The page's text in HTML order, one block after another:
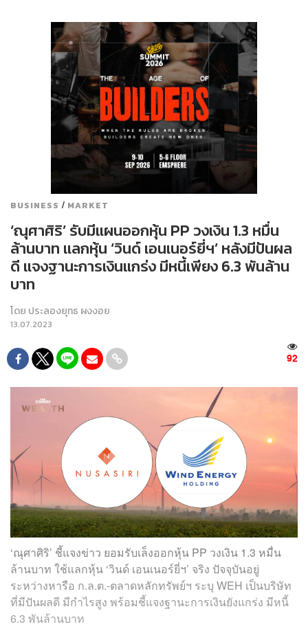
BUSINESS / MARKET
‘ณุศาศิริ’ รับมีแผนออกหุ้น PP วงเงิน 1.3 หมื่น
ล้านบาท แลกหุ้น ‘วินด์ เอนเนอร์ยี่ฯ’ หลังมีปันผล
ดี แจงฐานะการเงินแกร่ง มีหนี้เพียง 6.3 พันล้าน
บาท
โดย ประลองยุทธ ผงงอย
13.07.2023
92
‘ณุศาศิริ’ ชี้แจงข่าว ยอมรับเล็งออกหุ้น PP วงเงิน 1.3 หมื่น
ล้านบาท ใช้แลกหุ้น ‘วินด์ เอนเนอร์ยี่ฯ’ จริง ปัจจุบันอยู่
ระหว่างหารือ ก.ล.ต.-ตลาดหลักทรัพย์ฯ ระบุ WEH เป็นบริษัท
ที่มีปันผลดี มีกำไรสูง พร้อมชี้แจงฐานะการเงินยังแกร่ง มีหนี้
6.3 พันล้านบาท